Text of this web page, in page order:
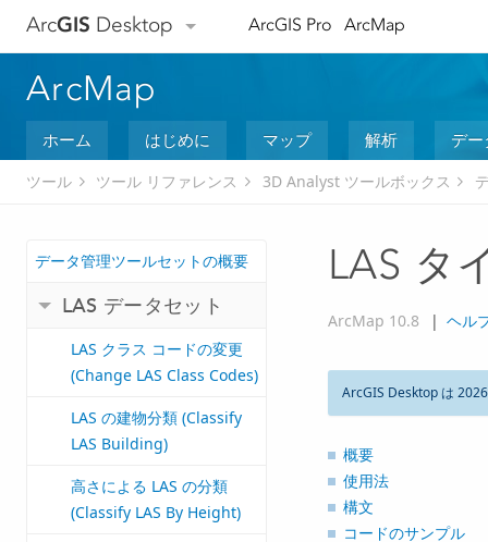
ArcGIS Desktop ArcGIS Pro ArcMap
ArcMap
ホーム はじめに マップ 解析 デ
ツール ツール リファレンス 3D Analyst ツールボックス
データ管理ツールセットの概要
LAS データセット
LAS クラス コードの変更
(Change LAS Class Codes)
LAS の建物分類 (Classify
LAS Building)
高さによる LAS の分類
(Classify LAS By Height)
LAS タ
ArcMap 10.8 | ヘル
ArcGIS Desktop は
概要
使用法
構文
コードのサンプル